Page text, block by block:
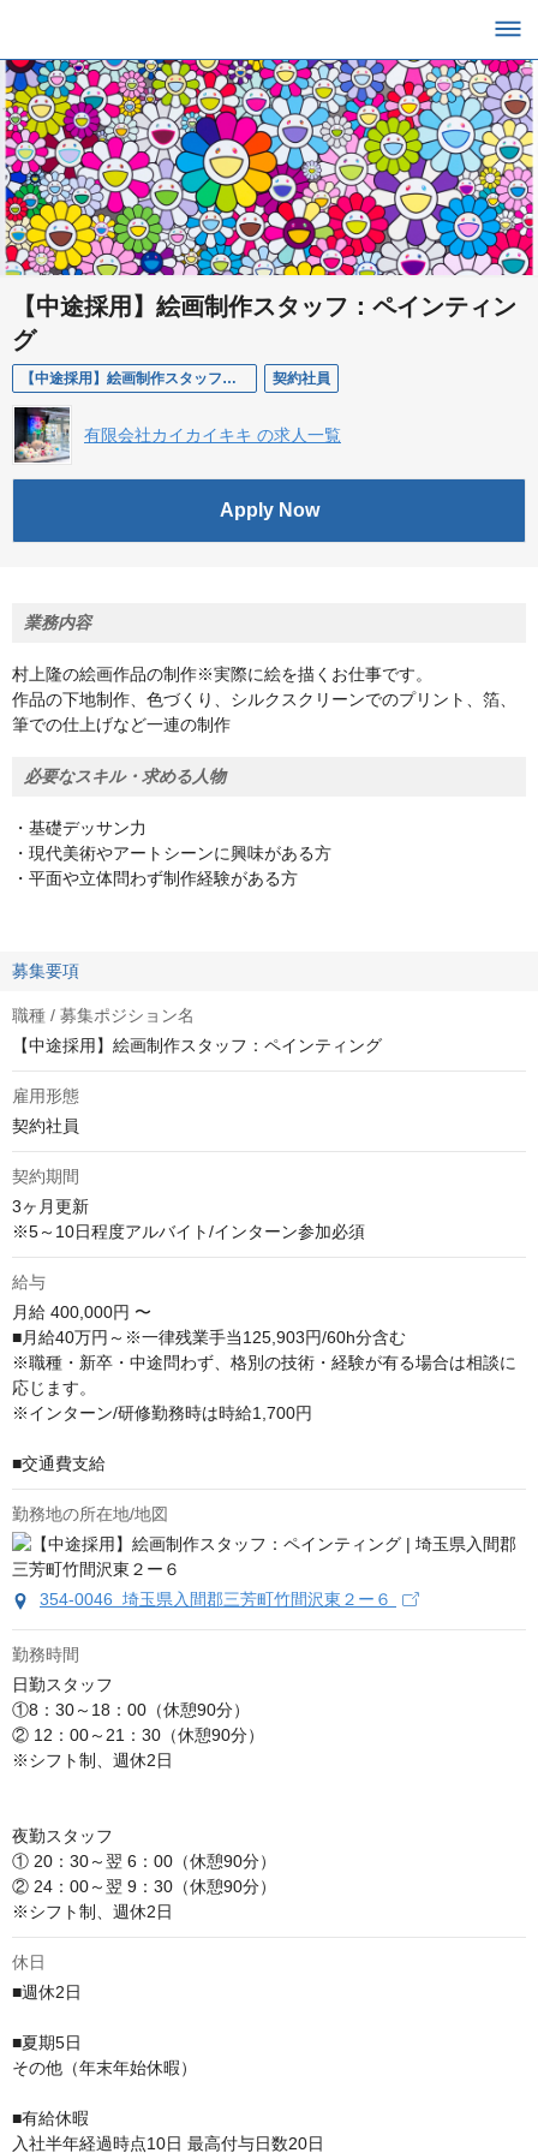
【中途採用】絵画制作スタッフ：ペインティン
グ
【中途採用】絵画制作スタッフ：ペインティング 契約社員
有限会社カイカイキキ の求人一覧
Apply Now
業務内容
村上隆の絵画作品の制作※実際に絵を描くお仕事です。
作品の下地制作、色づくり、シルクスクリーンでのプリント、箔、
筆での仕上げなど一連の制作
必要なスキル・求める人物
・基礎デッサン力
・現代美術やアートシーンに興味がある方
・平面や立体問わず制作経験がある方
募集要項
職種 / 募集ポジション名
【中途採用】絵画制作スタッフ：ペインティング
雇用形態
契約社員
契約期間
3ヶ月更新
※5～10日程度アルバイト/インターン参加必須
給与
月給 400,000円 〜
■月給40万円～※一律残業手当125,903円/60h分含む
※職種・新卒・中途問わず、格別の技術・経験が有る場合は相談に
応じます。
※インターン/研修勤務時は時給1,700円
■交通費支給
勤務地の所在地/地図
354-0046 埼玉県入間郡三芳町竹間沢東２ー６
勤務時間
日勤スタッフ
①8：30～18：00（休憩90分）
② 12：00～21：30（休憩90分）
※シフト制、週休2日
夜勤スタッフ
① 20：30～翌 6：00（休憩90分）
② 24：00～翌 9：30（休憩90分）
※シフト制、週休2日
休日
■週休2日
■夏期5⽇
その他（年末年始休暇）
■有給休暇
⼊社半年経過時点10⽇ 最⾼付与⽇数20⽇